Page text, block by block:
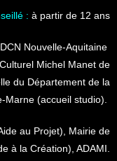
: à partir de 12 ans
Nouvelle-Aquitaine
Michel Manet de
du Département de la
Marne (accueil studio).
au Projet), Mairie de
à la Création), ADAMI.